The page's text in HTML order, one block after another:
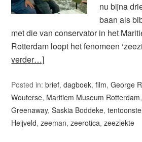
nu bijna
baan als
met die van conservator in het
Rotterdam loopt het fenomeen
verder…]
Posted in:brief,dagboek,film,George
Wouterse, Maritiem Museum Rotterdam,
Greenaway,Saskia Boddeke,
Heijveld,zeeman,zeerotica,zeeziekte